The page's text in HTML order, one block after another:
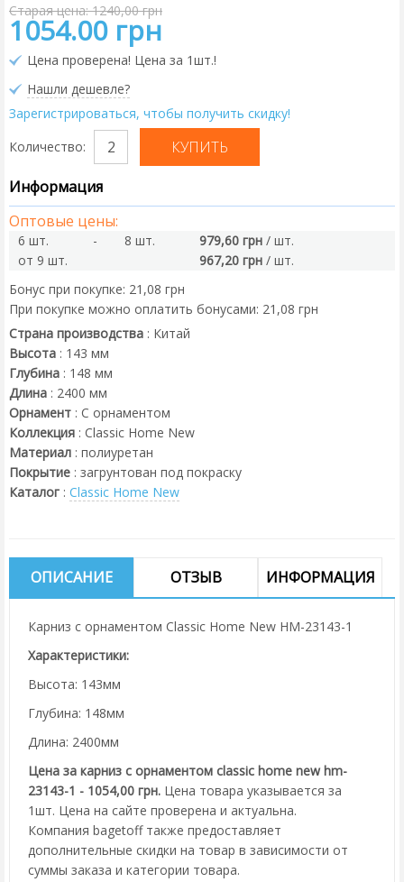
Старая цена: 1240,00 грн
1054.00 грн
Цена проверена! Цена за 1шт.!
Нашли дешевле?
Зарегистрироваться, чтобы получить скидку!
Количество:
Информация
Оптовые цены:
6 шт. - 8 шт. 979,60 грн / шт.
от 9 шт.
967,20 грн / шт.
Бонус при покупке: 21,08 грн
При покупке можно оплатить бонусами: 21,08 грн
Страна производства : Китай
Высота : 143 мм
Глубина : 148 мм
Длина : 2400 мм
Орнамент : С орнаментом
Коллекция : Classic Home New
Материал : полиуретан
Покрытие : загрунтован под покраску
Каталог : Classic Home New
ОПИСАНИЕ ОТЗЫВ ИНФОРМАЦИЯ
Карниз с орнаментом Classic Home New HM-23143-1
Характеристики:
Высота: 143мм
Глубина: 148мм
Длина: 2400мм
Цена за карниз с орнаментом classic home new hm-
23143-1 - 1054,00 грн. Цена товара указывается за
1шт. Цена на сайте проверена и актуальна.
Компания bagetoff также предоставляет
дополнительные скидки на товар в зависимости от
суммы заказа и категории товара.